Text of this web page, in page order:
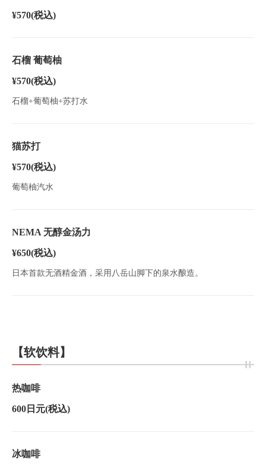
¥570(税込)
石榴 葡萄柚
¥570(税込)
石榴+葡萄柚+苏打水
猫苏打
¥570(税込)
葡萄柚汽水
NEMA 无醇金汤力
¥650(税込)
日本首款无酒精金酒，采用八岳山脚下的泉水酿造。
【软饮料】
热咖啡
600日元(税込)
冰咖啡